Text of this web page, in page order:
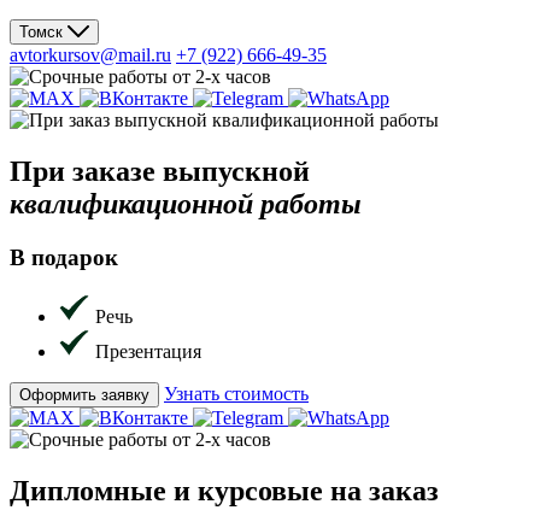
Томск
avtorkursov@mail.ru +7 (922) 666-49-35
При заказе выпускной
квалификационной работы
В подарок
Речь
Презентация
Оформить заявку Узнать стоимость
Дипломные и курсовые на заказ